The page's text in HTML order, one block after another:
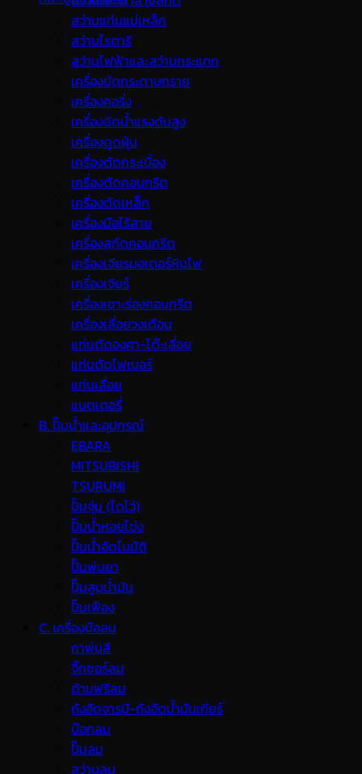
สว่านแท่นแม่เหล็ก
สว่านโรตารี
สว่านไฟฟ้าและสว่านกระแทก
เครื่องขัดกระดาษทราย
เครื่องคอริ่ง
เครื่องฉีดน้ำแรงดันสูง
เครื่องดูดฝุ่น
เครื่องตัดกระเบื้อง
เครื่องตัดคอนกรีต
เครื่องตัดเหล็ก
เครื่องมือไร้สาย
เครื่องสกัดคอนกรีต
เครื่องเจียรมอเตอร์หินไฟ
เครื่องเจียร์
เครื่องเซาะร่องคอนกรีต
เครื่องเลื่อยวงเดือน
แท่นตัดองศา-โต๊ะเลื่อย
แท่นตัดไฟเบอร์
แท่นเลื่อย
แบตเตอรี่
B. ปั๊มน้ำและอุปกรณ์
EBARA
MITSUBISHI
TSURUMI
ปั๊มจุ่ม (ไดโว่)
ปั๊มน้ำหอยโข่ง
ปั๊มน้ำอัตโนมัติ
ปั๊มพ่นยา
ปั๊มสูบน้ำมัน
ปั๊มเฟือง
C. เครื่องมือลม
กาพ่นสี
จิ๊กซอร์ลม
ด้ามฟรีลม
ถังอัดจารบี-ถังอัดน้ำมันเกียร์
บ๊อกลม
ปั๊มลม
สว่านลม